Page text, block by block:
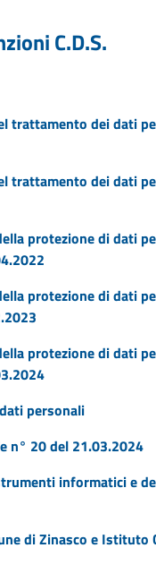
C.D.S.
trattamento dei dati
trattamento dei dati
protezione di dati
protezione di dati
protezione di dati
personali
n° 20 del 21.03.2024
informatici e
di Zinasco e Istituto